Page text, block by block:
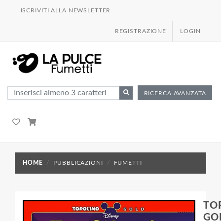
ISCRIVITI ALLA NEWSLETTER
REGISTRAZIONE LOGIN
RICERCA AVANZATA
HOME PUBBLICAZIONI FUMETTI